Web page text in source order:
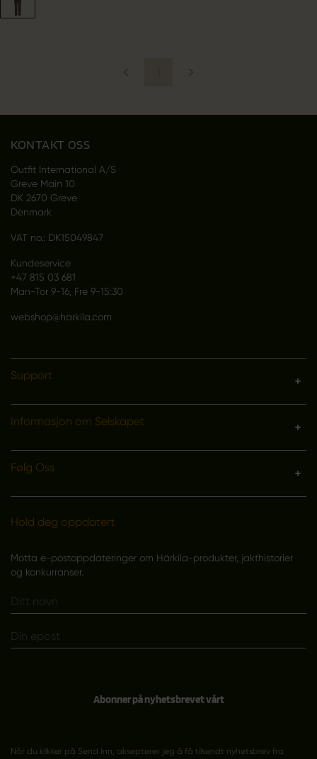
KONTAKT OSS
Outfit International A/S
Greve Main 10
DK 2670 Greve
Denmark
VAT no.: DK15049847
Kundeservice
+47 815 03 681
Man-Tor 9-16, Fre 9-15:30
webshop@harkila.com
Support
Informasjon om Selskapet
Følg Oss
Hold deg oppdatert
Motta e-postoppdateringer om Härkila-produkter, jakthistorier
og konkurranser.
Abonner på nyhetsbrevet vårt
Når du klikker på Send Inn, aksepterer jeg å få tilsendt nyhetsbrev fra